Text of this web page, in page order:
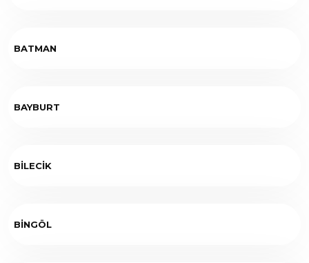
BATMAN
BAYBURT
BİLECİK
BİNGÖL